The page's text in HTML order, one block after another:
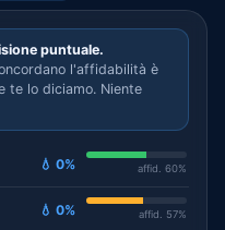
puntuale.
l'affidabilità è
te lo diciamo. Niente
💧 0% affid. 60%
💧 0% affid. 57%